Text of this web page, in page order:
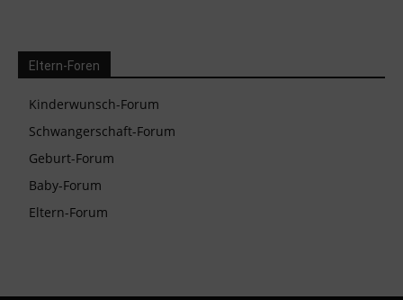
Eltern-Foren
Kinderwunsch-Forum
Schwangerschaft-Forum
Geburt-Forum
Baby-Forum
Eltern-Forum